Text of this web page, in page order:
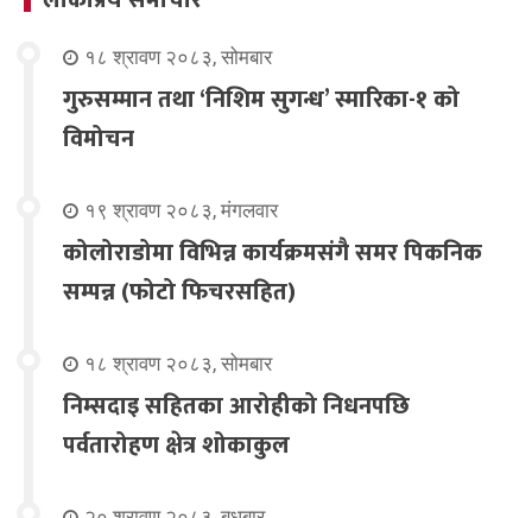
१८ श्रावण २०८३, सोमबार
गुरुसम्मान तथा ‘निशिम सुगन्ध’ स्मारिका-१ को
विमोचन
१९ श्रावण २०८३, मंगलवार
कोलोराडोमा विभिन्न कार्यक्रमसंगै समर पिकनिक
सम्पन्न (फोटो फिचरसहित)
१८ श्रावण २०८३, सोमबार
निम्सदाइ सहितका आरोहीको निधनपछि
पर्वतारोहण क्षेत्र शोकाकुल